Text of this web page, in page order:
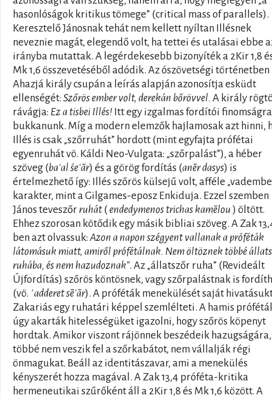
hasonlóságok kritikus tömege” (critical mass of parallels).
Keresztelő Jánosnak tehát nem kellett nyíltan Illésnek
neveznie magát, elegendő volt, ha tettei és utalásai ebbe
irányba mutattak. A legérdekesebb bizonyíték a 2Kir 1,8
Mk 1,6 összevetéséből adódik. Az ószövetségi történetben
Ahazjá király csupán a leírás alapján azonosítja esküdt
ellenségét: Szőrös ember volt, derekán bőrövvel. A király
rávágja: Ez a tisbei Illés! Itt egy izgalmas fordítói finomságra
bukkanunk. Míg a modern elemzők hajlamosak azt hinni,
Illés is csak „szőrruhát” hordott (mint egyfajta prófétai
egyenruhát vö. Káldi Neo-Vulgata: „szőrpalást”), a héber
szöveg (baʿal śeʿār) és a görög fordítás (anēr dasys) is
értelmezhető így: Illés szőrös külsejű volt, afféle
karakter, mint a Gilgames-eposz Enkiduja. Ezzel szemben
János teveszőr ruhát (endedymenos trichas kamēlou ) öltött.
Ehhez szorosan kötődik egy másik bibliai szöveg. A Zak
ben azt olvassuk: Azon a napon szégyent vallanak a próféták
látomásuk miatt, amiről prófétálnak. Nem öltöznek többé
ruhába, és nem hazudoznak”. Az „állatszőr ruha” (Revideált
Újfordítás) szőrös köntösnek, vagy szőrpalástnak is
(vö. ʾadderet sēʿār). A próféták menekülését saját
Zakariás egy ruhatári képpel szemlélteti. A hamis
úgy akarták hitelességüket igazolni, hogy szőrös köpenyt
hordtak. Amikor viszont rájönnek beszédeik hazugságára,
többé nem veszik fel a szőrkabátot, nem vállalják régi
önmagukat. Beáll az identitászavar, ami a menekülés
kényszerét hozza magával. A Zak 13,4 próféta-kritika
hermeneutikai szűrőként áll a 2Kir 1,8 és Mk 1,6 között. A